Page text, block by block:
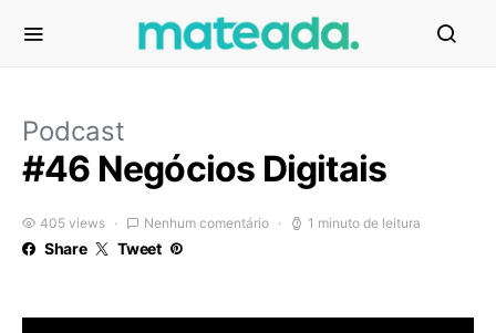
Podcast
#46 Negócios Digitais
405 views Nenhum comentário 1 minuto de leitura
Share Tweet